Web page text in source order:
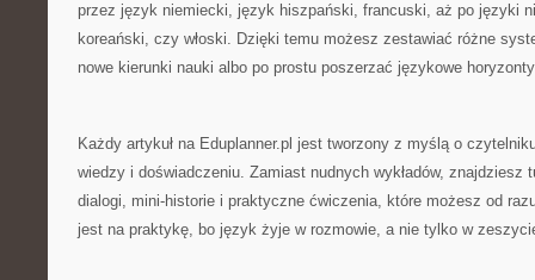
przez język niemiecki, język hiszpański, francuski, aż po języki
koreański, czy włoski. Dzięki temu możesz zestawiać różne
nowe kierunki nauki albo po prostu poszerzać językowe
Każdy artykuł na Eduplanner.pl jest tworzony z myślą o
wiedzy i doświadczeniu. Zamiast nudnych wykładów, znajdziesz
dialogi, mini-historie i praktyczne ćwiczenia, które możesz od
jest na praktykę, bo język żyje w rozmowie, a nie tylko w